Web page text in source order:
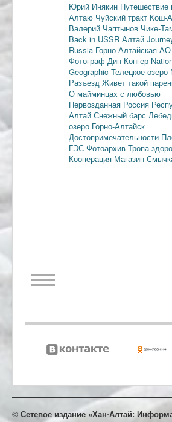
Юрий Инякин Путешествие
Алтаю Чуйский тракт Кош-
Валерий Чаптынов Чике-
Back in USSR Алтай
Russia Горно-Алтайская АО
Фотограф Дин Конгер
Geographic Телецкое озеро
Разъезд Живет такой
О майминцах с любовью
Первозданная Россия
Алтай Снежный барс
озеро Горно-Алтайск
Достопримечательности
ГЭС Фотоархив Тропа
Кооперация Магазин
© Сетевое издание «Хан-Алтай: